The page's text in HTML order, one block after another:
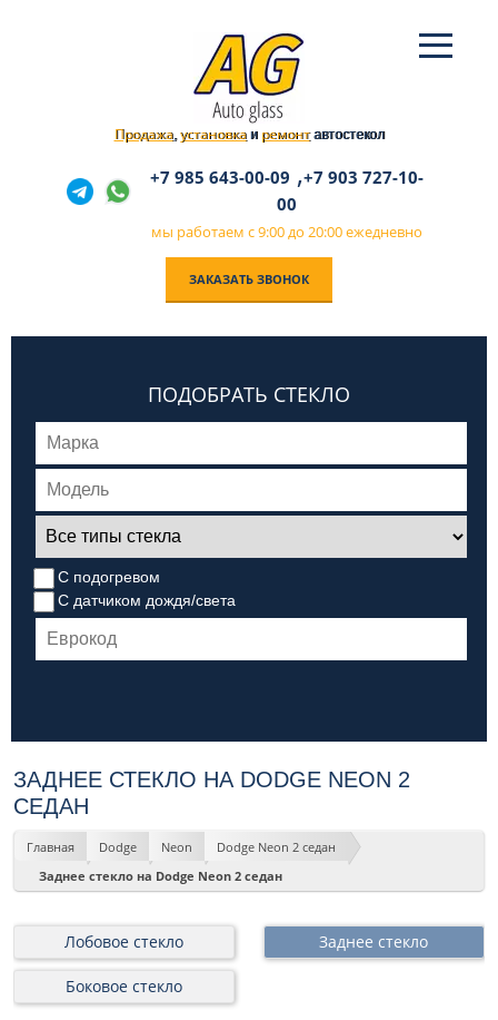
Продажа,установкаи ремонтавтостекол
+7 985 643-00-09 ,+7 903 727-10-
00
мы работаем с 9:00 до 20:00 ежедневно
ЗАКАЗАТЬ ЗВОНОК
ПОДОБРАТЬ СТЕКЛО
С подогревом
С датчиком дождя/света
ЗАДНЕЕ СТЕКЛО НА DODGE NEON 2
СЕДАН
Главная Dodge Neon
Dodge Neon 2 седан
Заднее стекло на Dodge Neon 2 седан
Лобовое стекло Заднее стекло
Боковое стекло